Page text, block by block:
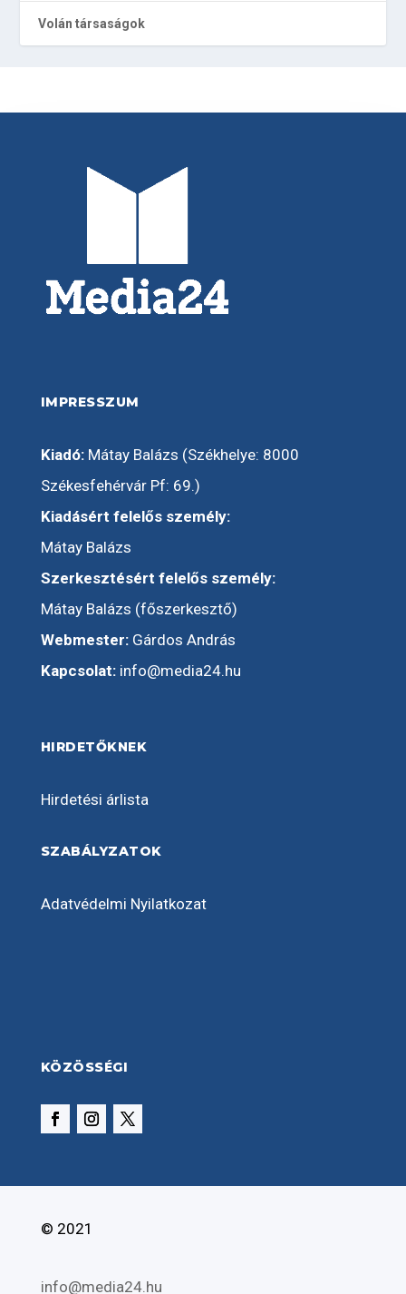
Volán társaságok
IMPRESSZUM
Kiadó:Mátay Balázs (Székhelye: 8000
Székesfehérvár Pf: 69.)
Kiadásért felelős személy:
Mátay Balázs
Szerkesztésért felelős személy:
Mátay Balázs (főszerkesztő)
Webmester:Gárdos András
Kapcsolat: info@media24.hu
HIRDETŐKNEK
Hirdetési árlista
SZABÁLYZATOK
Adatvédelmi Nyilatkozat
KÖZÖSSÉGI
© 2021
info@media24.hu